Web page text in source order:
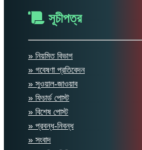
সূচীপত্র
» নিয়মিত বিভাগ
» গবেষণা প্রতিবেদন
» সুওয়াল-জাওয়াব
» ফিচার্ড পোস্ট
» বিশেষ পোস্ট
» প্রবন্ধ-নিবন্ধ
» সংবাদ